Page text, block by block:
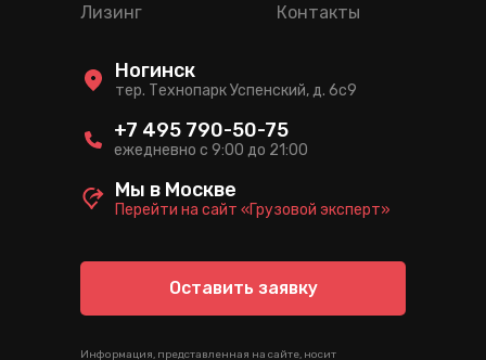
Лизинг
Контакты
Оставить заявку
Информация, представленная на сайте, носит
тер. Технопарк Успенский, д. 6c9
Ногинск
ежедневно с 9:00 до 21:00
+7 495 790-50-75
Перейти на сайт «Грузовой эксперт»
Мы в Москве